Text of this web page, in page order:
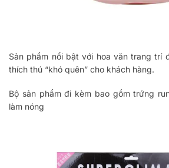
Sản phẩm nổi bật với hoa văn trang trí
thích thú “khó quên” cho khách hàng.
Bộ sản phẩm đi kèm bao gồm trứng
làm nóng